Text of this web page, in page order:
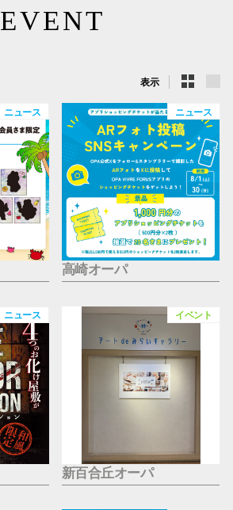
EVENT
表示
ニュース ニュース
高崎オーパ
ニュース イベント
新百合丘オーパ
横浜ビ